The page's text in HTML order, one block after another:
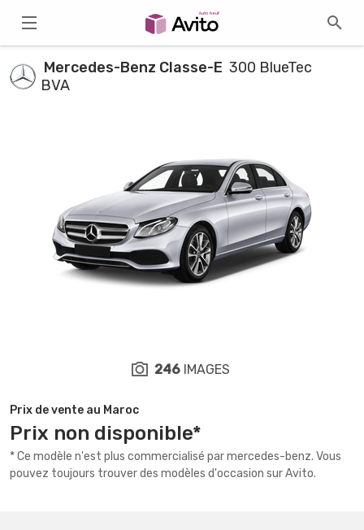
Mercedes-Benz Classe-E 300 BlueTec
BVA
Prix de vente au Maroc
Prix non disponible*
* Ce modèle n'est plus commercialisé par mercedes-benz. Vous
pouvez toujours trouver des modèles d'occasion sur Avito.
246 IMAGES